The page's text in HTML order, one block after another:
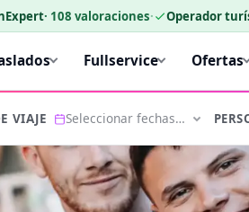
· 108 valoraciones· Operador
Fullservice Ofertas
VIAJE Seleccionar fechas…